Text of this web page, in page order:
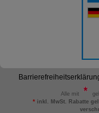
Alle mit
*inkl. MwSt. Rabatte